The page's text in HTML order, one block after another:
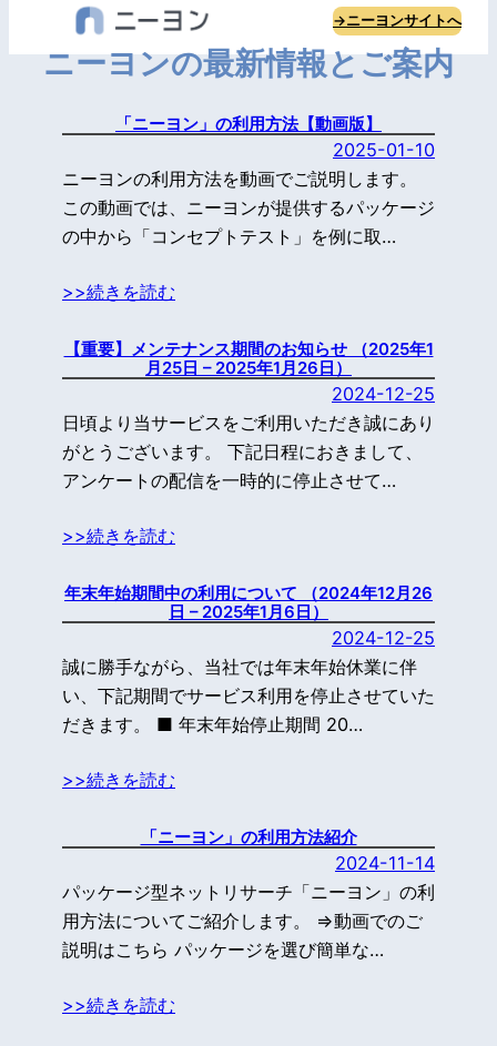
容
→ニーヨンサイトへ
ニーヨンの最新情報とご案内
「ニーヨン」の利用方法【動画版】
2025-01-10
ニーヨンの利用方法を動画でご説明します。
この動画では、ニーヨンが提供するパッケージ
の中から「コンセプトテスト」を例に取…
>>続きを読む
【重要】メンテナンス期間のお知らせ （2025年1
月25日 – 2025年1月26日）
2024-12-25
日頃より当サービスをご利用いただき誠にあり
がとうございます。 下記日程におきまして、
アンケートの配信を一時的に停止させて…
>>続きを読む
年末年始期間中の利用について （2024年12月26
日 – 2025年1月6日）
2024-12-25
誠に勝手ながら、当社では年末年始休業に伴
い、下記期間でサービス利用を停止させていた
だきます。 ■ 年末年始停止期間 20…
>>続きを読む
「ニーヨン」の利用方法紹介
2024-11-14
パッケージ型ネットリサーチ「ニーヨン」の利
用方法についてご紹介します。 ⇒動画でのご
説明はこちら パッケージを選び簡単な…
>>続きを読む